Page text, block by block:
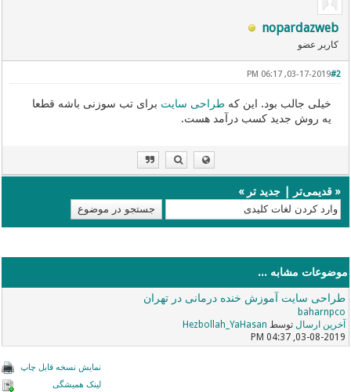
nopardazweb
کاربر عضو
#2
03-17-2019, 06:17 PM
خیلی جالب بود. این کهطراحی سایت برای تب سوزنی باشه قطعا
یه روش جدید کسب درآمد هست.
«قدیمی‌تر |جدید تر »
موضوعات مشابه ...
طراحی سایت آموزش خنده درمانی در تهران
baharnpco
آخرین ارسال توسط Hezbollah_YaHasan
03-08-2019, 04:37 PM
نمایش نسخه قابل چاپ
لینک همیشگی